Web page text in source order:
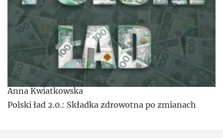
Anna Kwiatkowska
Polski ład 2.0.: Składka zdrowotna po zmianach